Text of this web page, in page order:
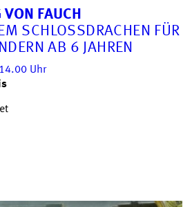
VON FAUCH
SCHLOSSDRACHEN FÜR
AB 6 JAHREN
Uhr